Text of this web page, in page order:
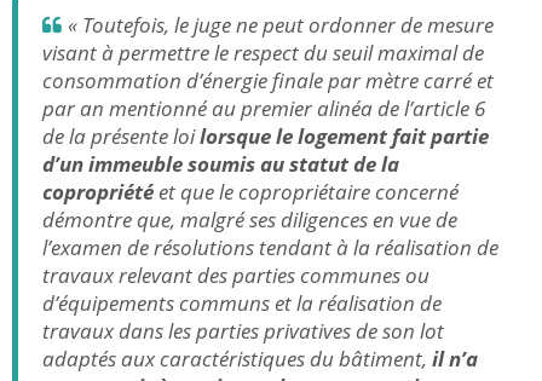
« Toutefois, le juge ne peut ordonner de mesure
visant à permettre le respect du seuil maximal de
consommation d’énergie finale par mètre carré et
par an mentionné au premier alinéa de l’article 6
de la présente loilorsque le logement fait partie
d’un immeuble soumis au statut de la
copropriétéet que le copropriétaire concerné
démontre que, malgré ses diligences en vue de
l’examen de résolutions tendant à la réalisation de
travaux relevant des parties communes ou
d’équipements communs et la réalisation de
travaux dans les parties privatives de son lot
adaptés aux caractéristiques du bâtiment, il n’a